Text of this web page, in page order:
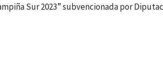
Sur 2023” subvencionada por